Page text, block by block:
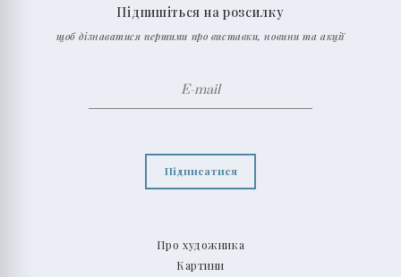
Про художника
Картини
Підпишіться на розсилку
щоб дізнаватися першими про виставки, новини та акції
Підписатися